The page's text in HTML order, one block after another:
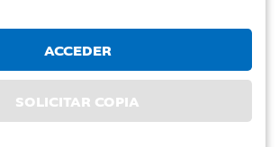
ACCEDER
SOLICITAR COPIA